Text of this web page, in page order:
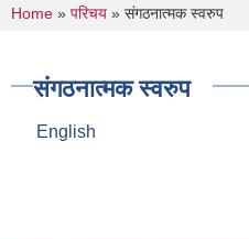
You are here
Home » परिचय » संगठनात्मक स्वरुप
संगठनात्मक स्वरुप
English